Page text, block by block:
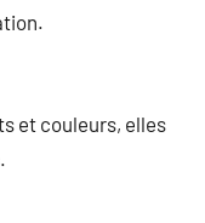
et couleurs, elles